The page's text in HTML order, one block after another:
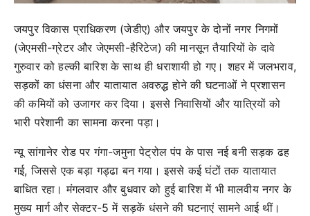
जयपुर विकास प्राधिकरण (जेडीए) और जयपुर के दोनों नगर निगमों
(जेएमसी-ग्रेटर और जेएमसी-हैरिटेज) की मानसून तैयारियों के दावे
गुरुवार को हल्की बारिश के साथ ही धराशायी हो गए। शहर में जलभराव,
सड़कों का धंसना और यातायात अवरुद्ध होने की घटनाओं ने प्रशासन
की कमियों को उजागर कर दिया। इससे निवासियों और यात्रियों को
भारी परेशानी का सामना करना पड़ा।
न्यू सांगानेर रोड पर गंगा-जमुना पेट्रोल पंप के पास नई बनी सड़क ढह
गई, जिससे एक बड़ा गड्ढा बन गया। इससे कई घंटों तक यातायात
बाधित रहा। मंगलवार और बुधवार को हुई बारिश में भी मालवीय नगर के
मुख्य मार्ग और सेक्टर-5 में सड़कें धंसने की घटनाएं सामने आई थीं।